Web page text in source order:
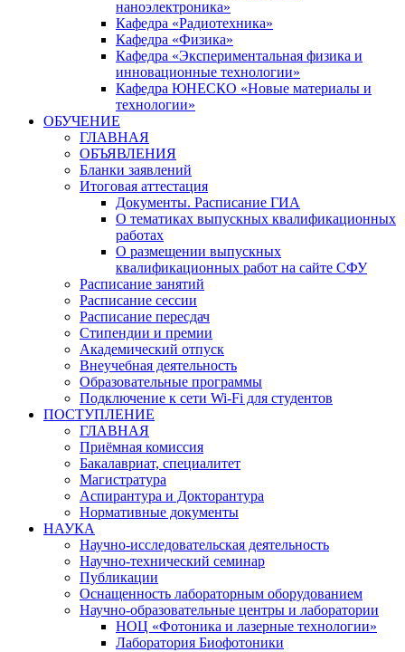
наноэлектроника»
Кафедра «Радиотехника»
Кафедра «Физика»
Кафедра «Экспериментальная физика и
инновационные технологии»
Кафедра ЮНЕСКО «Новые материалы и
технологии»
ОБУЧЕНИЕ
ГЛАВНАЯ
ОБЪЯВЛЕНИЯ
Бланки заявлений
Итоговая аттестация
Документы. Расписание ГИА
О тематиках выпускных квалификационных
работах
О размещении выпускных
квалификационных работ на сайте СФУ
Расписание занятий
Расписание сессии
Расписание пересдач
Стипендии и премии
Академический отпуск
Внеучебная деятельность
Образовательные программы
Подключение к сети Wi-Fi для студентов
ПОСТУПЛЕНИЕ
ГЛАВНАЯ
Приёмная комиссия
Бакалавриат, специалитет
Магистратура
Аспирантура и Докторантура
Нормативные документы
НАУКА
Научно-исследовательская деятельность
Научно-технический семинар
Публикации
Оснащенность лабораторным оборудованием
Научно-образовательные центры и лаборатории
НОЦ «Фотоника и лазерные технологии»
Лаборатория Биофотоники